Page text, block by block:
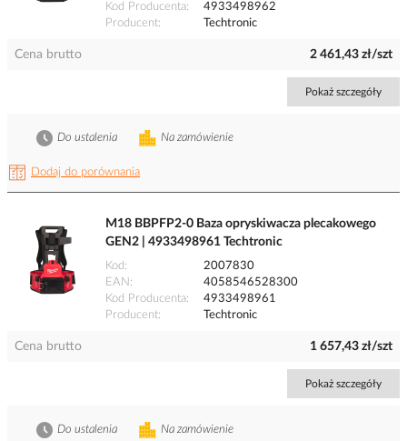
Kod Producenta
4933498962
Producent
Techtronic
Cena brutto 2 461,43 zł/szt
Pokaż szczegóły
Dodaj do porównania
Na zamówienie
Do ustalenia
M18 BBPFP2-0 Baza opryskiwacza plecakowego
GEN2 | 4933498961 Techtronic
Kod
2007830
EAN
4058546528300
Kod Producenta
4933498961
Producent
Techtronic
Cena brutto 1 657,43 zł/szt
Pokaż szczegóły
Na zamówienie
Do ustalenia